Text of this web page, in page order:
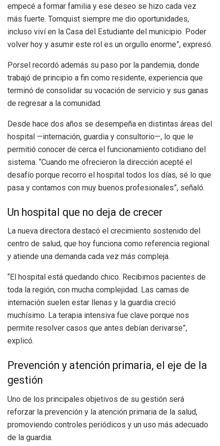
empecé a formar familia y ese deseo se hizo cada vez
más fuerte. Tornquist siempre me dio oportunidades,
incluso viví en la Casa del Estudiante del municipio. Poder
volver hoy y asumir este rol es un orgullo enorme”, expresó.
Porsel recordó además su paso por la pandemia, donde
trabajó de principio a fin como residente, experiencia que
terminó de consolidar su vocación de servicio y sus ganas
de regresar a la comunidad.
Desde hace dos años se desempeña en distintas áreas del
hospital —internación, guardia y consultorio—, lo que le
permitió conocer de cerca el funcionamiento cotidiano del
sistema. “Cuando me ofrecieron la dirección acepté el
desafío porque recorro el hospital todos los días, sé lo que
pasa y contamos con muy buenos profesionales”, señaló.
Un hospital que no deja de crecer
La nueva directora destacó el crecimiento sostenido del
centro de salud, que hoy funciona como referencia regional
y atiende una demanda cada vez más compleja.
“El hospital está quedando chico. Recibimos pacientes de
toda la región, con mucha complejidad. Las camas de
internación suelen estar llenas y la guardia creció
muchísimo. La terapia intensiva fue clave porque nos
permite resolver casos que antes debían derivarse”,
explicó.
Prevención y atención primaria, el eje de la
gestión
Uno de los principales objetivos de su gestión será
reforzar la prevención y la atención primaria de la salud,
promoviendo controles periódicos y un uso más adecuado
de la guardia.